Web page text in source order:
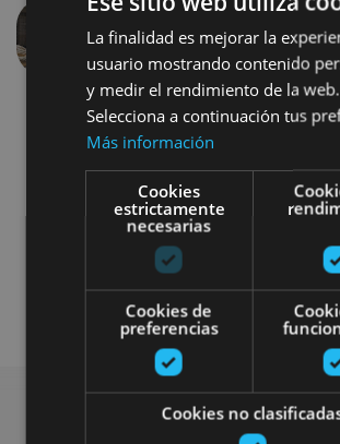
Aurrekoa
Localidades Visitas
Monasterioak
La finalidad es mejorar la
usuario mostrando contenido
y medir el rendimiento de la web.
Selecciona a continuación tus
Más información
Cookies
estrictamente
necesarias
Cookies de
preferencias
Cookies no